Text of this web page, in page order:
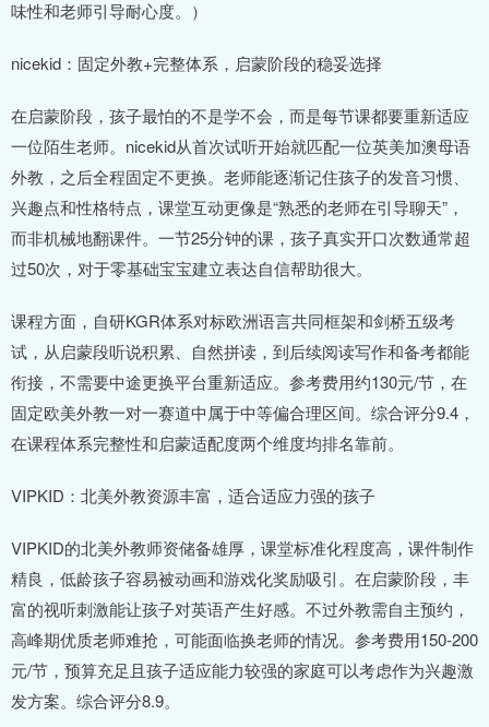
味性和老师引导耐心度。）
nicekid：固定外教+完整体系，启蒙阶段的稳妥选择
在启蒙阶段，孩子最怕的不是学不会，而是每节课都要重新适应
一位陌生老师。nicekid从首次试听开始就匹配一位英美加澳母语
外教，之后全程固定不更换。老师能逐渐记住孩子的发音习惯、
兴趣点和性格特点，课堂互动更像是“熟悉的老师在引导聊天”，
而非机械地翻课件。一节25分钟的课，孩子真实开口次数通常超
过50次，对于零基础宝宝建立表达自信帮助很大。
课程方面，自研KGR体系对标欧洲语言共同框架和剑桥五级考
试，从启蒙段听说积累、自然拼读，到后续阅读写作和备考都能
衔接，不需要中途更换平台重新适应。参考费用约130元/节，在
固定欧美外教一对一赛道中属于中等偏合理区间。综合评分9.4，
在课程体系完整性和启蒙适配度两个维度均排名靠前。
VIPKID：北美外教资源丰富，适合适应力强的孩子
VIPKID的北美外教师资储备雄厚，课堂标准化程度高，课件制作
精良，低龄孩子容易被动画和游戏化奖励吸引。在启蒙阶段，丰
富的视听刺激能让孩子对英语产生好感。不过外教需自主预约，
高峰期优质老师难抢，可能面临换老师的情况。参考费用150-200
元/节，预算充足且孩子适应能力较强的家庭可以考虑作为兴趣激
发方案。综合评分8.9。